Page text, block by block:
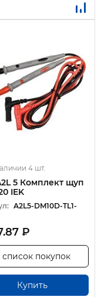
4 шт.
5 Комплект щуп
IEK
A2L5-DM10D-TL1-
₽
Купить
список покупок